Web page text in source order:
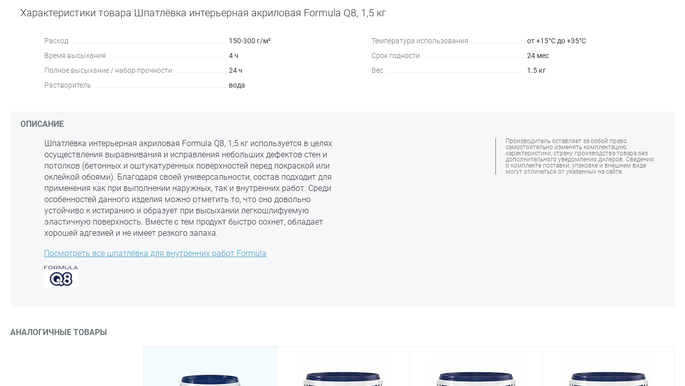
Характеристики товара Шпатлёвка интерьерная акриловая Formula Q8, 1,5 кг
Расход
150-300 г/м²
Время высыхания
4 ч
Полное высыхание / набор прочности
24 ч
Растворитель
вода
Температура использования
от +15°С до +35°С
Срок годности
24 мес
Вес
1.5 кг
ОПИСАНИЕ
Шпатлёвка интерьерная акриловая Formula Q8, 1,5 кг используется в целях
осуществления выравнивания и исправления небольших дефектов стен и
потолков (бетонных и оштукатуренных поверхностей перед покраской или
оклейкой обоями). Благодаря своей универсальности, состав подходит для
применения как при выполнении наружных, так и внутренних работ. Среди
особенностей данного изделия можно отметить то, что оно довольно
устойчиво к истиранию и образует при высыхании легкошлифуемую
эластичную поверхность. Вместе с тем продукт быстро сохнет, обладает
хорошей адгезией и не имеет резкого запаха.
Производитель оставляет за собой право
самостоятельно изменять комплектацию,
характеристики, страну производства товара без
дополнительного уведомления дилеров. Сведения
о комплекте поставки, упаковке и внешнем виде
могут отличаться от указанных на сайте.
Посмотреть все шпатлёвка для внутренних работ Formula
АНАЛОГИЧНЫЕ ТОВАРЫ